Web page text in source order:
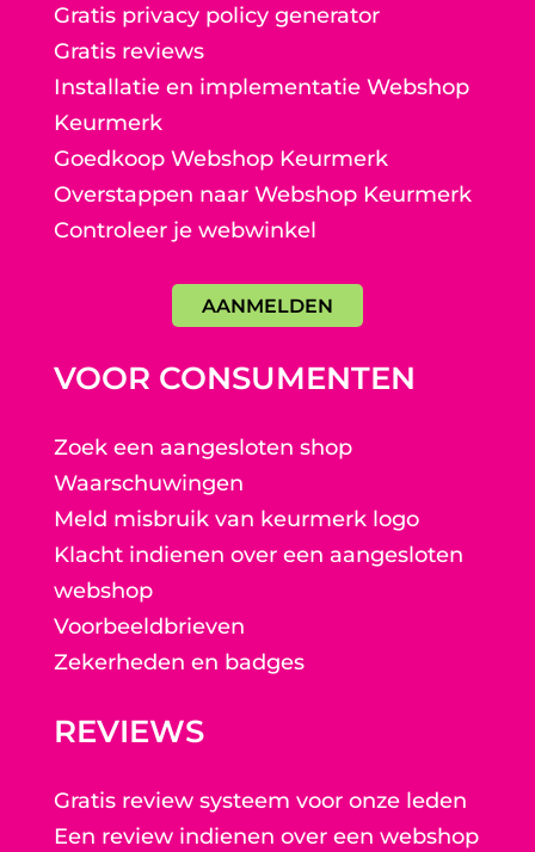
Gratis privacy policy generator
Gratis reviews
Installatie en implementatie Webshop
Keurmerk
Goedkoop Webshop Keurmerk
Overstappen naar Webshop Keurmerk
Controleer je webwinkel
AANMELDEN
VOOR CONSUMENTEN
Zoek een aangesloten shop
Waarschuwingen
Meld misbruik van keurmerk logo
Klacht indienen over een aangesloten
webshop
Voorbeeldbrieven
Zekerheden en badges
REVIEWS
Gratis review systeem voor onze leden
Een review indienen over een webshop